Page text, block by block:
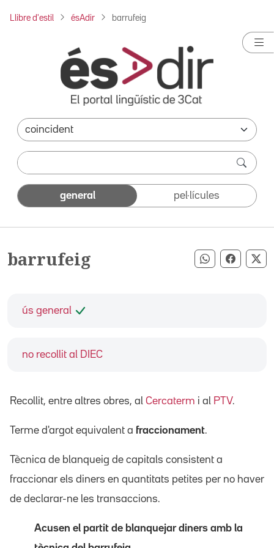
Llibre d'estil ésAdir barrufeig
general pel·lícules
barrufeig Compartir
ús general
no recollit al DIEC
Recollit, entre altres obres, al Cercaterm i al PTV.
Terme d'argot equivalent a fraccionament.
Tècnica de blanqueig de capitals consistent a
fraccionar els diners en quantitats petites per no haver
de declarar-ne les transaccions.
Acusen el partit de blanquejar diners amb la